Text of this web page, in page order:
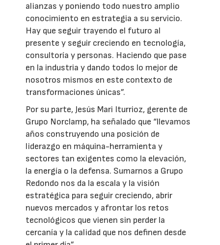
alianzas y poniendo todo nuestro amplio
conocimiento en estrategia a su servicio.
Hay que seguir trayendo el futuro al
presente y seguir creciendo en tecnología,
consultoría y personas. Haciendo que pase
en la industria y dando todos lo mejor de
nosotros mismos en este contexto de
transformaciones únicas”.
Por su parte, Jesús Mari Iturrioz, gerente de
Grupo Norclamp, ha señalado que “llevamos
años construyendo una posición de
liderazgo en máquina-herramienta y
sectores tan exigentes como la elevación,
la energía o la defensa. Sumarnos a Grupo
Redondo nos da la escala y la visión
estratégica para seguir creciendo, abrir
nuevos mercados y afrontar los retos
tecnológicos que vienen sin perder la
cercanía y la calidad que nos definen desde